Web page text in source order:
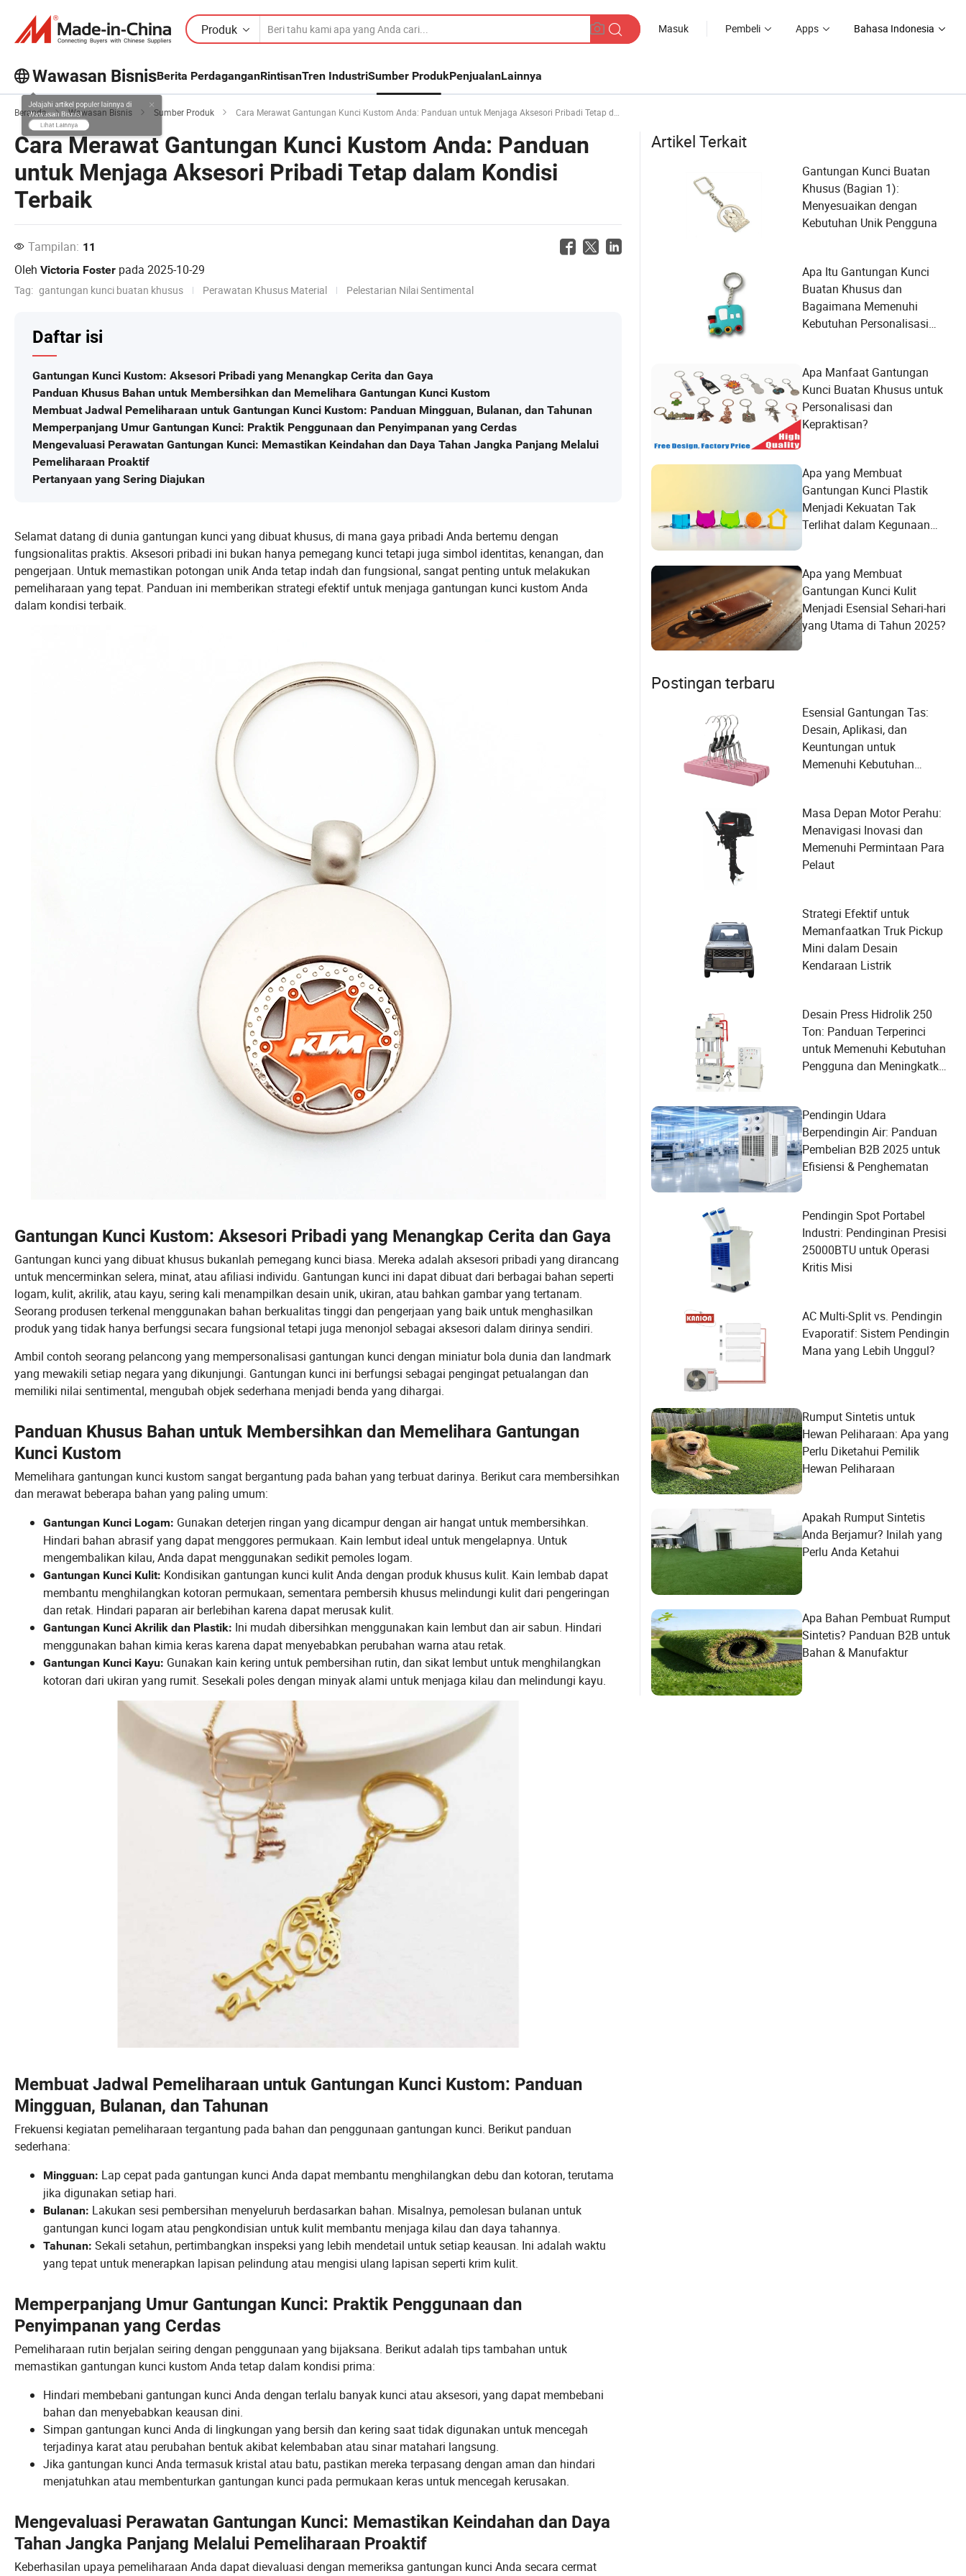
Produk Masuk Pembeli Apps Bahasa Indonesia
Wawasan BisnisBerita PerdaganganRintisanTren IndustriSumber ProdukPenjualanLainnya
Jelajahi artikel populer lainnya di
Wawasan Bisnis!
Lihat Lainnya
Beranda Wawasan Bisnis Sumber Produk Cara Merawat Gantungan Kunci Kustom Anda: Panduan untuk Menjaga Aksesori Pribadi Tetap dalam Kondisi Terbaik
Cara Merawat Gantungan Kunci Kustom Anda: Panduan
untuk Menjaga Aksesori Pribadi Tetap dalam Kondisi
Terbaik
Tampilan: 11
Oleh Victoria Foster pada 2025-10-29
Tag: gantungan kunci buatan khusus Perawatan Khusus Material Pelestarian Nilai Sentimental
Daftar isi
Gantungan Kunci Kustom: Aksesori Pribadi yang Menangkap Cerita dan Gaya
Panduan Khusus Bahan untuk Membersihkan dan Memelihara Gantungan Kunci Kustom
Membuat Jadwal Pemeliharaan untuk Gantungan Kunci Kustom: Panduan Mingguan, Bulanan, dan Tahunan
Memperpanjang Umur Gantungan Kunci: Praktik Penggunaan dan Penyimpanan yang Cerdas
Mengevaluasi Perawatan Gantungan Kunci: Memastikan Keindahan dan Daya Tahan Jangka Panjang Melalui
Pemeliharaan Proaktif
Pertanyaan yang Sering Diajukan
Selamat datang di dunia gantungan kunci yang dibuat khusus, di mana gaya pribadi Anda bertemu dengan
fungsionalitas praktis. Aksesori pribadi ini bukan hanya pemegang kunci tetapi juga simbol identitas, kenangan, dan
pengerjaan. Untuk memastikan potongan unik Anda tetap indah dan fungsional, sangat penting untuk melakukan
pemeliharaan yang tepat. Panduan ini memberikan strategi efektif untuk menjaga gantungan kunci kustom Anda
dalam kondisi terbaik.
Gantungan Kunci Kustom: Aksesori Pribadi yang Menangkap Cerita dan Gaya
Gantungan kunci yang dibuat khusus bukanlah pemegang kunci biasa. Mereka adalah aksesori pribadi yang dirancang
untuk mencerminkan selera, minat, atau afiliasi individu. Gantungan kunci ini dapat dibuat dari berbagai bahan seperti
logam, kulit, akrilik, atau kayu, sering kali menampilkan desain unik, ukiran, atau bahkan gambar yang tertanam.
Seorang produsen terkenal menggunakan bahan berkualitas tinggi dan pengerjaan yang baik untuk menghasilkan
produk yang tidak hanya berfungsi secara fungsional tetapi juga menonjol sebagai aksesori dalam dirinya sendiri.
Ambil contoh seorang pelancong yang mempersonalisasi gantungan kunci dengan miniatur bola dunia dan landmark
yang mewakili setiap negara yang dikunjungi. Gantungan kunci ini berfungsi sebagai pengingat petualangan dan
memiliki nilai sentimental, mengubah objek sederhana menjadi benda yang dihargai.
Panduan Khusus Bahan untuk Membersihkan dan Memelihara Gantungan
Kunci Kustom
Memelihara gantungan kunci kustom sangat bergantung pada bahan yang terbuat darinya. Berikut cara membersihkan
dan merawat beberapa bahan yang paling umum:
Gantungan Kunci Logam: Gunakan deterjen ringan yang dicampur dengan air hangat untuk membersihkan.
Hindari bahan abrasif yang dapat menggores permukaan. Kain lembut ideal untuk mengelapnya. Untuk
mengembalikan kilau, Anda dapat menggunakan sedikit pemoles logam.
Gantungan Kunci Kulit: Kondisikan gantungan kunci kulit Anda dengan produk khusus kulit. Kain lembab dapat
membantu menghilangkan kotoran permukaan, sementara pembersih khusus melindungi kulit dari pengeringan
dan retak. Hindari paparan air berlebihan karena dapat merusak kulit.
Gantungan Kunci Akrilik dan Plastik: Ini mudah dibersihkan menggunakan kain lembut dan air sabun. Hindari
menggunakan bahan kimia keras karena dapat menyebabkan perubahan warna atau retak.
Gantungan Kunci Kayu: Gunakan kain kering untuk pembersihan rutin, dan sikat lembut untuk menghilangkan
kotoran dari ukiran yang rumit. Sesekali poles dengan minyak alami untuk menjaga kilau dan melindungi kayu.
Membuat Jadwal Pemeliharaan untuk Gantungan Kunci Kustom: Panduan
Mingguan, Bulanan, dan Tahunan
Frekuensi kegiatan pemeliharaan tergantung pada bahan dan penggunaan gantungan kunci. Berikut panduan
sederhana:
Mingguan: Lap cepat pada gantungan kunci Anda dapat membantu menghilangkan debu dan kotoran, terutama
jika digunakan setiap hari.
Bulanan: Lakukan sesi pembersihan menyeluruh berdasarkan bahan. Misalnya, pemolesan bulanan untuk
gantungan kunci logam atau pengkondisian untuk kulit membantu menjaga kilau dan daya tahannya.
Tahunan: Sekali setahun, pertimbangkan inspeksi yang lebih mendetail untuk setiap keausan. Ini adalah waktu
yang tepat untuk menerapkan lapisan pelindung atau mengisi ulang lapisan seperti krim kulit.
Memperpanjang Umur Gantungan Kunci: Praktik Penggunaan dan
Penyimpanan yang Cerdas
Pemeliharaan rutin berjalan seiring dengan penggunaan yang bijaksana. Berikut adalah tips tambahan untuk
memastikan gantungan kunci kustom Anda tetap dalam kondisi prima:
Hindari membebani gantungan kunci Anda dengan terlalu banyak kunci atau aksesori, yang dapat membebani
bahan dan menyebabkan keausan dini.
Simpan gantungan kunci Anda di lingkungan yang bersih dan kering saat tidak digunakan untuk mencegah
terjadinya karat atau perubahan bentuk akibat kelembaban atau sinar matahari langsung.
Jika gantungan kunci Anda termasuk kristal atau batu, pastikan mereka terpasang dengan aman dan hindari
menjatuhkan atau membenturkan gantungan kunci pada permukaan keras untuk mencegah kerusakan.
Mengevaluasi Perawatan Gantungan Kunci: Memastikan Keindahan dan Daya
Tahan Jangka Panjang Melalui Pemeliharaan Proaktif
Keberhasilan upaya pemeliharaan Anda dapat dievaluasi dengan memeriksa gantungan kunci Anda secara cermat
Artikel Terkait
Gantungan Kunci Buatan
Khusus (Bagian 1):
Menyesuaikan dengan
Kebutuhan Unik Pengguna
Apa Itu Gantungan Kunci
Buatan Khusus dan
Bagaimana Memenuhi
Kebutuhan Personalisasi
Apa Manfaat Gantungan
Kunci Buatan Khusus untuk
Personalisasi dan
Kepraktisan?
Apa yang Membuat
Gantungan Kunci Plastik
Menjadi Kekuatan Tak
Terlihat dalam Kegunaan
Apa yang Membuat
Gantungan Kunci Kulit
Menjadi Esensial Sehari-hari
yang Utama di Tahun 2025?
Postingan terbaru
Esensial Gantungan Tas:
Desain, Aplikasi, dan
Keuntungan untuk
Memenuhi Kebutuhan
Masa Depan Motor Perahu:
Menavigasi Inovasi dan
Memenuhi Permintaan Para
Pelaut
Strategi Efektif untuk
Memanfaatkan Truk Pickup
Mini dalam Desain
Kendaraan Listrik
Desain Press Hidrolik 250
Ton: Panduan Terperinci
untuk Memenuhi Kebutuhan
Pengguna dan Meningkatkan
Pendingin Udara
Berpendingin Air: Panduan
Pembelian B2B 2025 untuk
Efisiensi & Penghematan
Pendingin Spot Portabel
Industri: Pendinginan Presisi
25000BTU untuk Operasi
Kritis Misi
AC Multi-Split vs. Pendingin
Evaporatif: Sistem Pendingin
Mana yang Lebih Unggul?
Rumput Sintetis untuk
Hewan Peliharaan: Apa yang
Perlu Diketahui Pemilik
Hewan Peliharaan
Apakah Rumput Sintetis
Anda Berjamur? Inilah yang
Perlu Anda Ketahui
Apa Bahan Pembuat Rumput
Sintetis? Panduan B2B untuk
Bahan & Manufaktur